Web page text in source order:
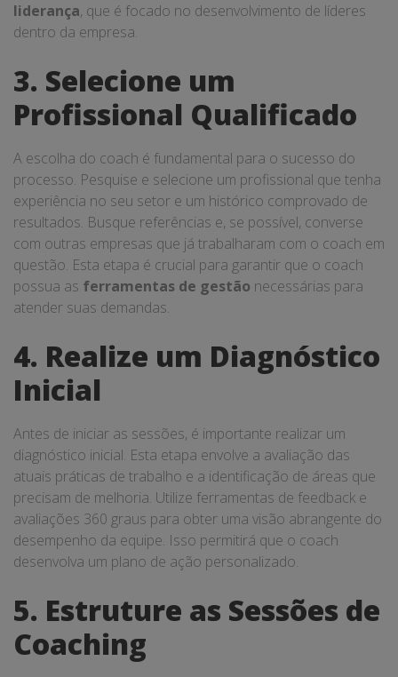
liderança, que é focado no desenvolvimento de líderes
dentro da empresa.
3. Selecione um
Profissional Qualificado
A escolha do coach é fundamental para o sucesso do
processo. Pesquise e selecione um profissional que tenha
experiência no seu setor e um histórico comprovado de
resultados. Busque referências e, se possível, converse
com outras empresas que já trabalharam com o coach em
questão. Esta etapa é crucial para garantir que o coach
possua as ferramentas de gestão necessárias para
atender suas demandas.
4. Realize um Diagnóstico
Inicial
Antes de iniciar as sessões, é importante realizar um
diagnóstico inicial. Esta etapa envolve a avaliação das
atuais práticas de trabalho e a identificação de áreas que
precisam de melhoria. Utilize ferramentas de feedback e
avaliações 360 graus para obter uma visão abrangente do
desempenho da equipe. Isso permitirá que o coach
desenvolva um plano de ação personalizado.
5. Estruture as Sessões de
Coaching